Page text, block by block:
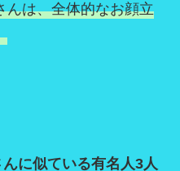
んは、全体的なお顔立
に似ている有名人3人